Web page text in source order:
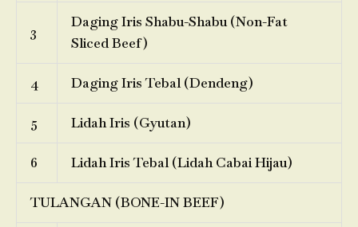
3
Daging Iris Shabu-Shabu (Non-Fat
Sliced Beef)
4 Daging Iris Tebal (Dendeng)
5 Lidah Iris (Gyutan)
6 Lidah Iris Tebal (Lidah Cabai Hijau)
TULANGAN (BONE-IN BEEF)